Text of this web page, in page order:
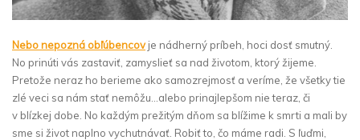
Nebo nepozná obľúbencovje nádherný príbeh, hoci dosť smutný.
No prinúti vás zastaviť, zamyslieť sa nad životom, ktorý žijeme.
Pretože neraz ho berieme ako samozrejmosť a veríme, že všetky tie
zlé veci sa nám stať nemôžu…alebo prinajlepšom nie teraz, či
v blízkej dobe. No každým prežitým dňom sa blížime k smrti a mali by
sme si život naplno vychutnávať. Robiť to, čo máme radi. S ľuďmi,